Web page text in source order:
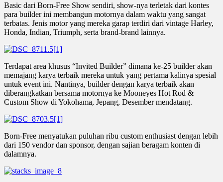
Basic dari Born-Free Show sendiri, show-nya terletak dari kontes
para builder ini membangun motornya dalam waktu yang sangat
terbatas. Jenis motor yang mereka garap terdiri dari vintage Harley,
Honda, Indian, Triumph, serta brand-brand lainnya.
Terdapat area khusus “Invited Builder” dimana ke-25 builder akan
memajang karya terbaik mereka untuk yang pertama kalinya spesial
untuk event ini. Nantinya, builder dengan karya terbaik akan
diberangkatkan bersama motornya ke Mooneyes Hot Rod &
Custom Show di Yokohama, Jepang, Desember mendatang.
Born-Free menyatukan puluhan ribu custom enthusiast dengan lebih
dari 150 vendor dan sponsor, dengan sajian beragam konten di
dalamnya.